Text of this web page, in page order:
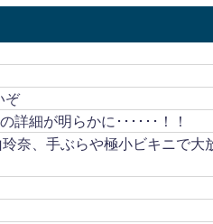
ぞ
詳細が明らかに･･････！！
奈、手ぶらや極小ビキニで大